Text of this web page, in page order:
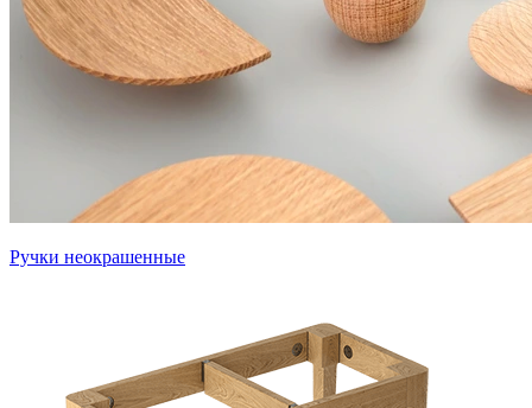
Ручки неокрашенные